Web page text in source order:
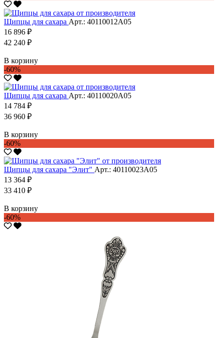
Щипцы для сахара Арт.: 40110012А05
16 896 ₽
42 240 ₽
В корзину
-60%
Щипцы для сахара Арт.: 40110020А05
14 784 ₽
36 960 ₽
В корзину
-60%
Щипцы для сахара "Элит" Арт.: 40110023А05
13 364 ₽
33 410 ₽
В корзину
-60%